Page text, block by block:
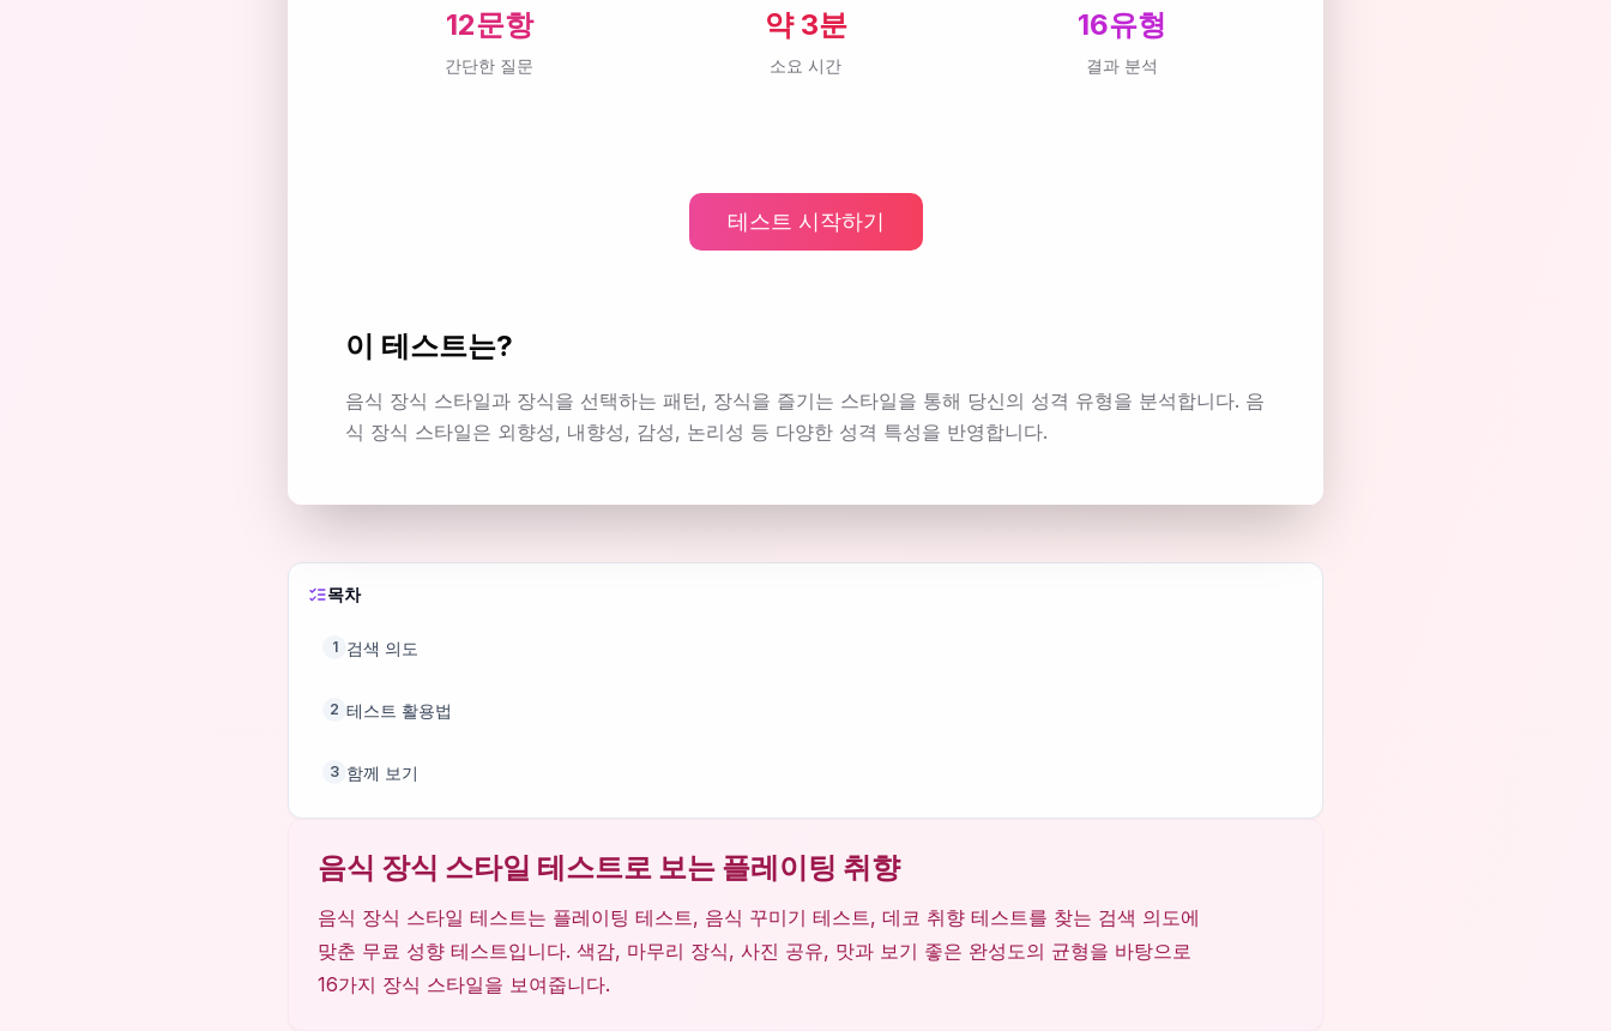
12문항
간단한 질문
약 3분
소요 시간
16유형
결과 분석
테스트 시작하기
이 테스트는?
음식 장식 스타일과 장식을 선택하는 패턴, 장식을 즐기는 스타일을 통해 당신의 성격 유형을 분석합니다. 음
식 장식 스타일은 외향성, 내향성, 감성, 논리성 등 다양한 성격 특성을 반영합니다.
목차
1 검색 의도
2 테스트 활용법
3 함께 보기
음식 장식 스타일 테스트로 보는 플레이팅 취향
음식 장식 스타일 테스트는 플레이팅 테스트, 음식 꾸미기 테스트, 데코 취향 테스트를 찾는 검색 의도에
맞춘 무료 성향 테스트입니다. 색감, 마무리 장식, 사진 공유, 맛과 보기 좋은 완성도의 균형을 바탕으로
16가지 장식 스타일을 보여줍니다.